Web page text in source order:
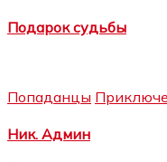
Подарок судьбы
Попаданцы
Ник. Админ